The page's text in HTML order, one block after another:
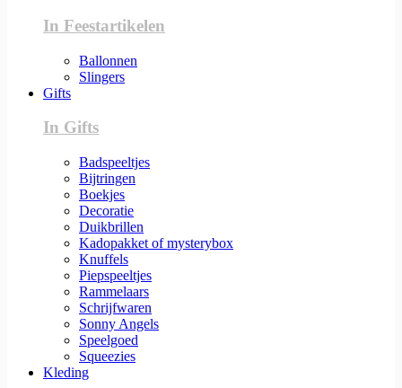
In Feestartikelen
Ballonnen
Slingers
Gifts
In Gifts
Badspeeltjes
Bijtringen
Boekjes
Decoratie
Duikbrillen
Kadopakket of mysterybox
Knuffels
Piepspeeltjes
Rammelaars
Schrijfwaren
Sonny Angels
Speelgoed
Squeezies
Kleding